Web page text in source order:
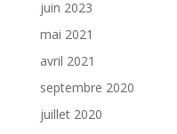
juin 2023
mai 2021
avril 2021
septembre 2020
juillet 2020